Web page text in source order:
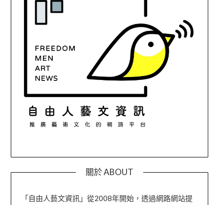
關於 ABOUT
「自由人藝文資訊」從2008年開始，透過網路網站提